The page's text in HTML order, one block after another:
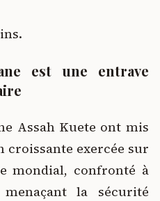
est une entrave
Assah Kuete ont mis
croissante exercée sur
mondial, confronté à
la sécurité